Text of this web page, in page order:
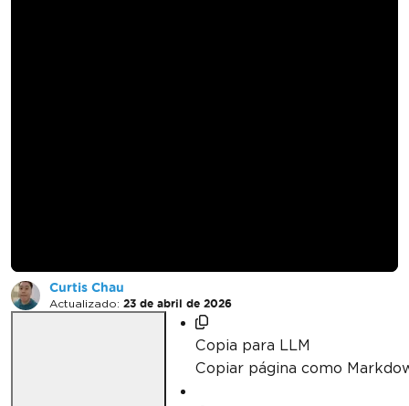
Curtis Chau
Actualizado: 23 de abril de 2026
Copia para LLM
Copiar página como